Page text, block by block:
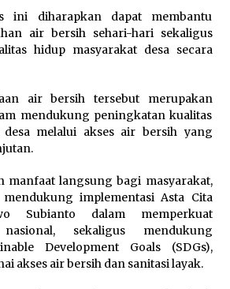
5 Agustus 2026
Tetap Disambut Hangat di
5 Agustus 2026
Serang Bantu Bedah Rumah
Korban Bencana, Salurkan
Rp30 Juta
5 Agustus 2026
ini diharapkan dapat membantu
air bersih sehari-hari sekaligus
hidup masyarakat desa secara
air bersih tersebut merupakan
mendukung peningkatan kualitas
desa melalui akses air bersih yang
manfaat langsung bagi masyarakat,
implementasi Asta Cita
Subianto dalam memperkuat
sekaligus mendukung
Development Goals (SDGs),
akses air bersih dan sanitasi layak.